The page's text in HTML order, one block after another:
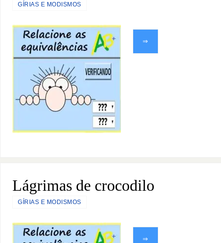
GÍRIAS E MODISMOS
⇒
Lágrimas de crocodilo
GÍRIAS E MODISMOS
⇒